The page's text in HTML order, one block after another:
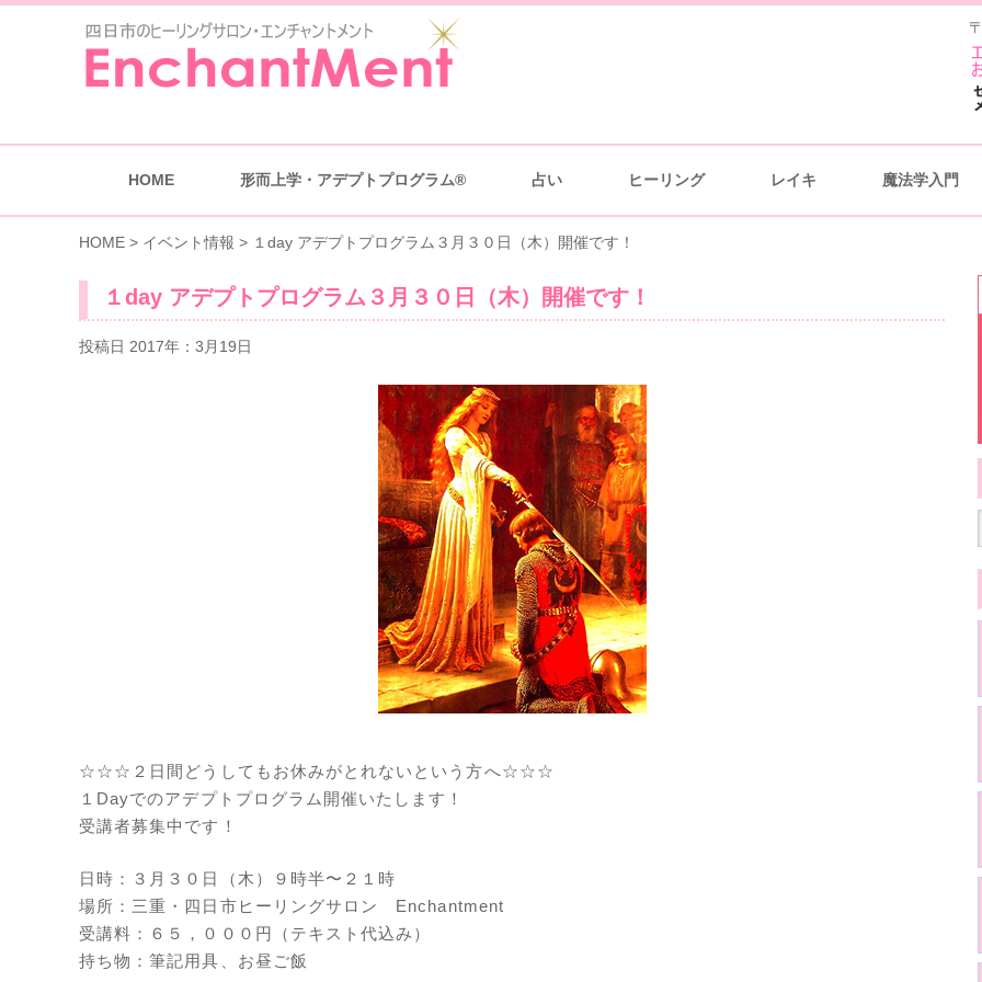
HOME 形而上学・アデプトプログラム® 占い ヒーリング レイキ 魔法学入門
HOME > イベント情報 > １day アデプトプログラム３月３０日（木）開催です！
１day アデプトプログラム３月３０日（木）開催です！
投稿日 2017年：3月19日
☆☆☆２日間どうしてもお休みがとれないという方へ☆☆☆
１Dayでのアデプトプログラム開催いたします！
受講者募集中です！
日時：３月３０日（木）９時半〜２１時
場所：三重・四日市ヒーリングサロン Enchantment
受講料：６５，０００円（テキスト代込み）
持ち物：筆記用具、お昼ご飯